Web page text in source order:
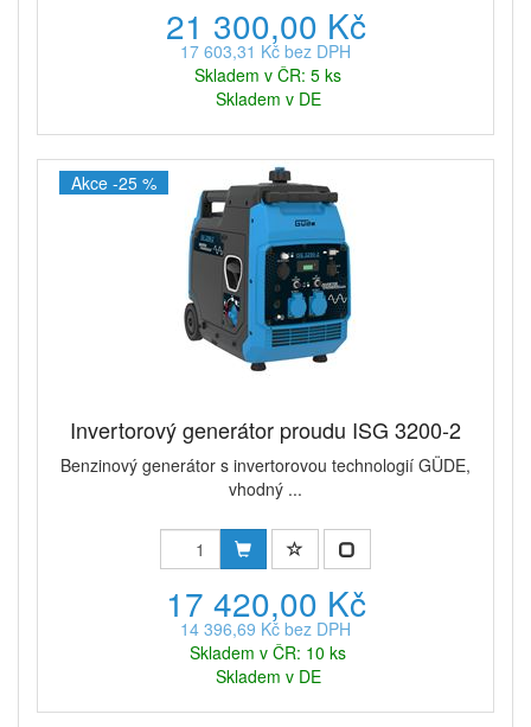
21 300,00 Kč
17 603,31 Kč bez DPH
Skladem v ČR: 5 ks
Skladem v DE
Akce -25 %
Invertorový generátor proudu ISG 3200-2
Benzinový generátor s invertorovou technologií GÜDE,
vhodný ...
17 420,00 Kč
14 396,69 Kč bez DPH
Skladem v ČR: 10 ks
Skladem v DE